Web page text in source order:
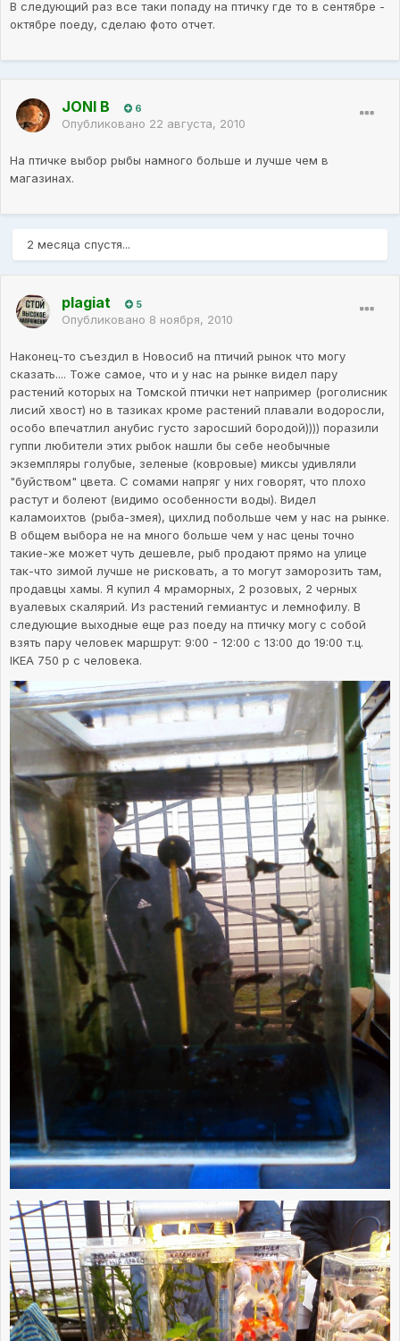
В следующий раз все таки попаду на птичку где то в сентябре -
октябре поеду, сделаю фото отчет.
JONI B 6
Опубликовано 22 августа, 2010
На птичке выбор рыбы намного больше и лучше чем в
магазинах.
2 месяца спустя...
plagiat 5
Опубликовано 8 ноября, 2010
Наконец-то съездил в Новосиб на птичий рынок что могу
сказать.... Тоже самое, что и у нас на рынке видел пару
растений которых на Томской птички нет например (роголисник
лисий хвост) но в тазиках кроме растений плавали водоросли,
особо впечатлил анубис густо заросший бородой)))) поразили
гуппи любители этих рыбок нашли бы себе необычные
экземпляры голубые, зеленые (ковровые) миксы удивляли
"буйством" цвета. С сомами напряг у них говорят, что плохо
растут и болеют (видимо особенности воды). Видел
каламоихтов (рыба-змея), цихлид побольше чем у нас на рынке.
В общем выбора не на много больше чем у нас цены точно
такие-же может чуть дешевле, рыб продают прямо на улице
так-что зимой лучше не рисковать, а то могут заморозить там,
продавцы хамы. Я купил 4 мраморных, 2 розовых, 2 черных
вуалевых скалярий. Из растений гемиантус и лемнофилу. В
следующие выходные еще раз поеду на птичку могу с собой
взять пару человек маршрут: 9:00 - 12:00 с 13:00 до 19:00 т.ц.
IKEA 750 р с человека.